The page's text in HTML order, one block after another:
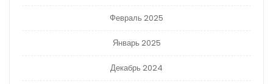
Февраль 2025
Январь 2025
Декабрь 2024